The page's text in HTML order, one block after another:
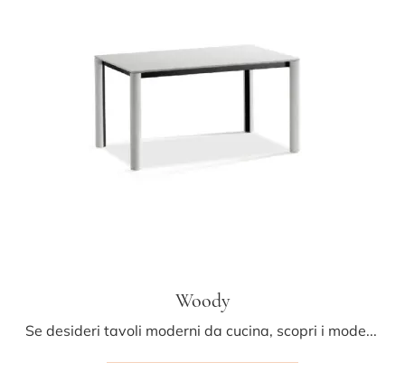
Woody
Se desideri tavoli moderni da cucina, scopri i modelli fissi di Midj: clicca e scopri il modello Woody in legno.